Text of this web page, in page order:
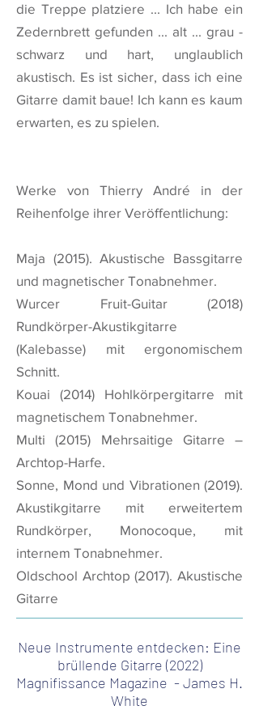
die Treppe platziere ... Ich habe ein
Zedernbrett gefunden ... alt ... grau -
schwarz und hart, unglaublich
akustisch. Es ist sicher, dass ich eine
Gitarre damit baue! Ich kann es kaum
erwarten, es zu spielen.
Werke von Thierry André in der
Reihenfolge ihrer Veröffentlichung:
Maja (2015). Akustische Bassgitarre
und magnetischer Tonabnehmer.
Wurcer Fruit-Guitar (2018)
Rundkörper-Akustikgitarre
(Kalebasse) mit ergonomischem
Schnitt.
Kouai (2014) Hohlkörpergitarre mit
magnetischem Tonabnehmer.
Multi (2015) Mehrsaitige Gitarre –
Archtop-Harfe.
Sonne, Mond und Vibrationen (2019).
Akustikgitarre mit erweitertem
Rundkörper, Monocoque, mit
internem Tonabnehmer.
Oldschool Archtop (2017). Akustische
Gitarre
Neue Instrumente entdecken: Eine
brüllende Gitarre (2022)
Magnifissance Magazine - James H.
White